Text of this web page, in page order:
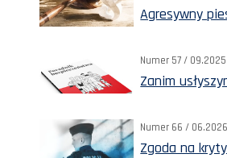
Agresywny
Numer 57 / 09.2025
Zanim
Numer 66 /
Zgoda na